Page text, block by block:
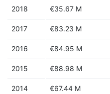
2018 €35.67 M
2017 €83.23 M
2016 €84.95 M
2015 €88.98 M
2014 €67.44 M